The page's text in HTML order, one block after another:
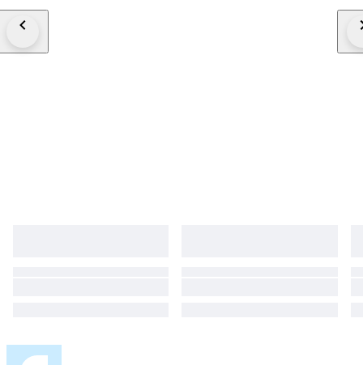
(approx.): • Width: 79 cm • Depth: 89 cm • Height: 105 cm • Seat height: 39
lounge or office interior. Carefully photographed and described to the best